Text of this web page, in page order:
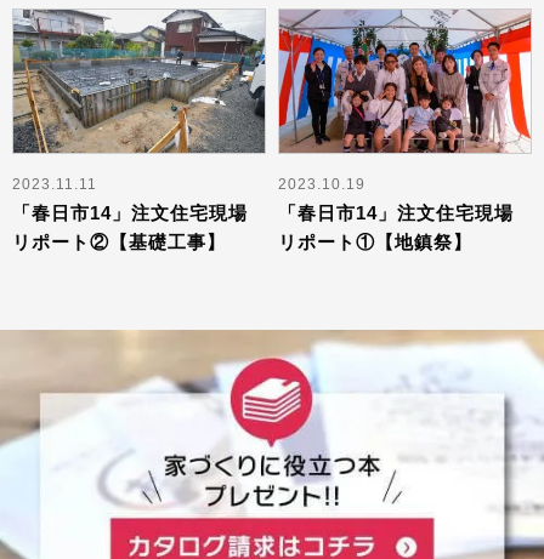
2023.11.11
「春日市14」注文住宅現場
リポート②【基礎工事】
2023.10.19
「春日市14」注文住宅現場
リポート①【地鎮祭】